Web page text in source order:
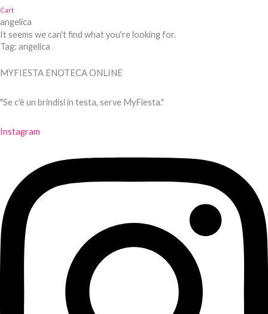
Cart
angelica
It seems we can't find what you're looking for.
Tag: angelica
MYFIESTA ENOTECA ONLINE
"Se c'è un brindisi in testa, serve MyFiesta."
Instagram